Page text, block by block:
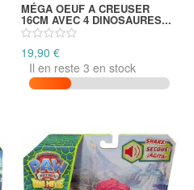
MÉGA OEUF A CREUSER
16CM AVEC 4 DINOSAURES...
19,90 €
Il en reste 3 en stock